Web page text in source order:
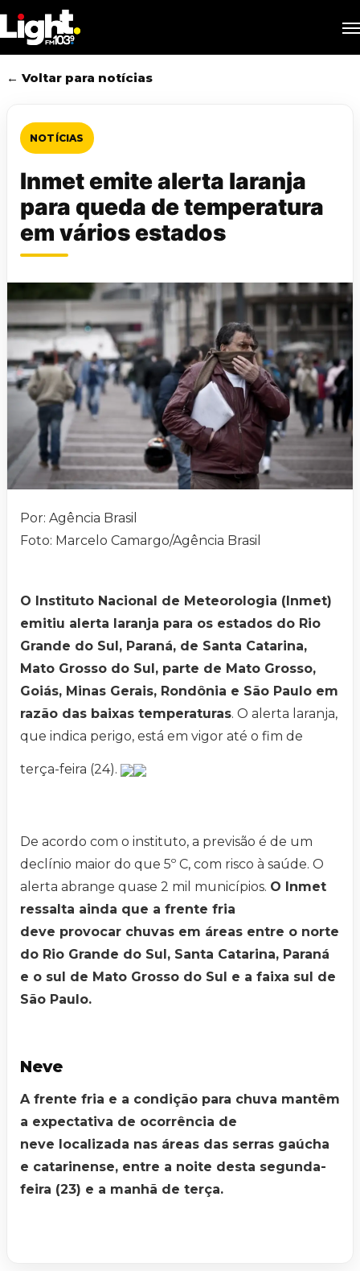
to
main
content
← Voltar para notícias
NOTÍCIAS
Inmet emite alerta laranja
para queda de temperatura
em vários estados
Por: Agência Brasil
Foto: Marcelo Camargo/Agência Brasil
O Instituto Nacional de Meteorologia (Inmet)
emitiu alerta laranja para os estados do Rio
Grande do Sul, Paraná, de Santa Catarina,
Mato Grosso do Sul, parte de Mato Grosso,
Goiás, Minas Gerais, Rondônia e São Paulo em
razão das baixas temperaturas. O alerta laranja,
que indica perigo, está em vigor até o fim de
terça-feira (24).
De acordo com o instituto, a previsão é de um
declínio maior do que 5º C, com risco à saúde. O
alerta abrange quase 2 mil municípios. O Inmet
ressalta ainda que a frente fria
deve provocar chuvas em áreas entre o norte
do Rio Grande do Sul, Santa Catarina, Paraná
e o sul de Mato Grosso do Sul e a faixa sul de
São Paulo.
Neve
A frente fria e a condição para chuva mantêm
a expectativa de ocorrência de
neve localizada nas áreas das serras gaúcha
e catarinense, entre a noite desta segunda-
feira (23) e a manhã de terça.